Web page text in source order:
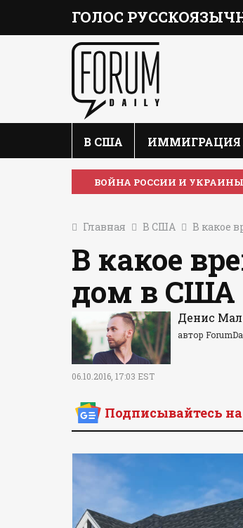
ГОЛОС
В США ИММИГРАЦИЯ
ВОЙНА РОССИИ И УКРАИНЫ
Главная В США В какое
В какое
дом в США
Денис
автор
06.10.2016, 17:03 EST
Подписывайтесь